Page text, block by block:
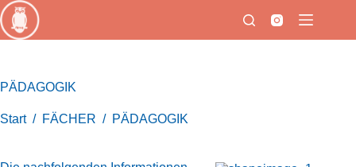
Zum
Inhalt
springen
PÄDAGOGIK
Start / FÄCHER / PÄDAGOGIK